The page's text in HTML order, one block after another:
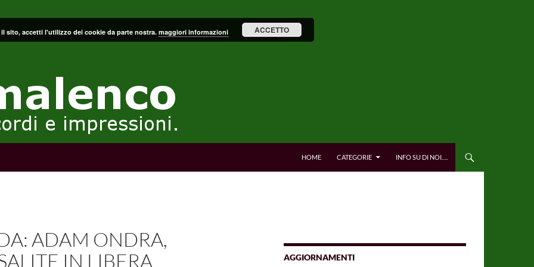
HOME CATEGORIE INFO SU DI NOI….
ADAM ONDRA,
IN LIBERA
AGGIORNAMENTI
sito, accetti l'utilizzo dei cookie da parte nostra. maggiori informazioni ACCETTO